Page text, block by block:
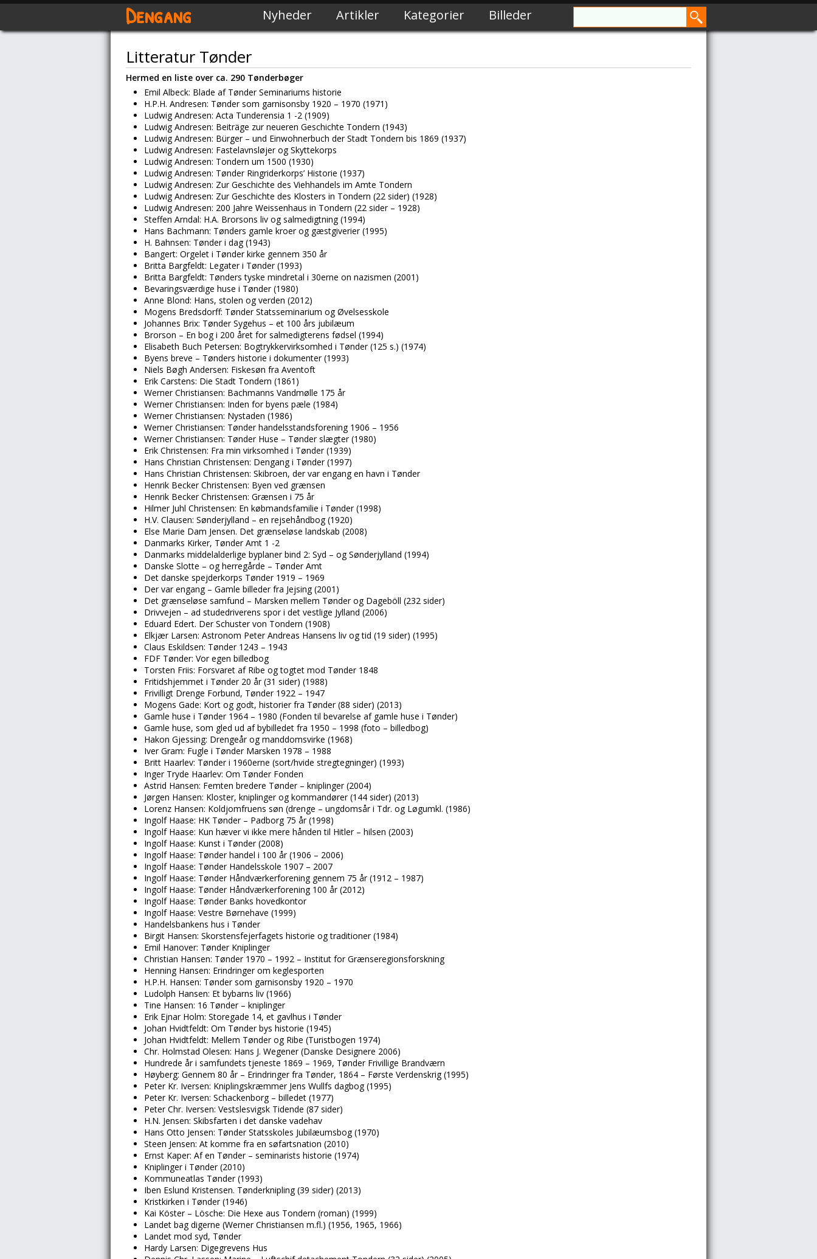
Dengang Nyheder Artikler Kategorier Billeder
Litteratur Tønder
Hermed en liste over ca. 290 Tønderbøger
Emil Albeck: Blade af Tønder Seminariums historie
H.P.H. Andresen: Tønder som garnisonsby 1920 – 1970 (1971)
Ludwig Andresen: Acta Tunderensia 1 -2 (1909)
Ludwig Andresen: Beiträge zur neueren Geschichte Tondern (1943)
Ludwig Andresen: Bürger – und Einwohnerbuch der Stadt Tondern bis 1869 (1937)
Ludwig Andresen: Fastelavnsløjer og Skyttekorps
Ludwig Andresen: Tondern um 1500 (1930)
Ludwig Andresen: Tønder Ringriderkorps’ Historie (1937)
Ludwig Andresen: Zur Geschichte des Viehhandels im Amte Tondern
Ludwig Andresen: Zur Geschichte des Klosters in Tondern (22 sider) (1928)
Ludwig Andresen: 200 Jahre Weissenhaus in Tondern (22 sider – 1928)
Steffen Arndal: H.A. Brorsons liv og salmedigtning (1994)
Hans Bachmann: Tønders gamle kroer og gæstgiverier (1995)
H. Bahnsen: Tønder i dag (1943)
Bangert: Orgelet i Tønder kirke gennem 350 år
Britta Bargfeldt: Legater i Tønder (1993)
Britta Bargfeldt: Tønders tyske mindretal i 30erne on nazismen (2001)
Bevaringsværdige huse i Tønder (1980)
Anne Blond: Hans, stolen og verden (2012)
Mogens Bredsdorff: Tønder Statsseminarium og Øvelsesskole
Johannes Brix: Tønder Sygehus – et 100 års jubilæum
Brorson – En bog i 200 året for salmedigterens fødsel (1994)
Elisabeth Buch Petersen: Bogtrykkervirksomhed i Tønder (125 s.) (1974)
Byens breve – Tønders historie i dokumenter (1993)
Niels Bøgh Andersen: Fiskesøn fra Aventoft
Erik Carstens: Die Stadt Tondern (1861)
Werner Christiansen: Bachmanns Vandmølle 175 år
Werner Christiansen: Inden for byens pæle (1984)
Werner Christiansen: Nystaden (1986)
Werner Christiansen: Tønder handelsstandsforening 1906 – 1956
Werner Christiansen: Tønder Huse – Tønder slægter (1980)
Erik Christensen: Fra min virksomhed i Tønder (1939)
Hans Christian Christensen: Dengang i Tønder (1997)
Hans Christian Christensen: Skibroen, der var engang en havn i Tønder
Henrik Becker Christensen: Byen ved grænsen
Henrik Becker Christensen: Grænsen i 75 år
Hilmer Juhl Christensen: En købmandsfamilie i Tønder (1998)
H.V. Clausen: Sønderjylland – en rejsehåndbog (1920)
Else Marie Dam Jensen. Det grænseløse landskab (2008)
Danmarks Kirker, Tønder Amt 1 -2
Danmarks middelalderlige byplaner bind 2: Syd – og Sønderjylland (1994)
Danske Slotte – og herregårde – Tønder Amt
Det danske spejderkorps Tønder 1919 – 1969
Der var engang – Gamle billeder fra Jejsing (2001)
Det grænseløse samfund – Marsken mellem Tønder og Dageböll (232 sider)
Drivvejen – ad studedriverens spor i det vestlige Jylland (2006)
Eduard Edert. Der Schuster von Tondern (1908)
Elkjær Larsen: Astronom Peter Andreas Hansens liv og tid (19 sider) (1995)
Claus Eskildsen: Tønder 1243 – 1943
FDF Tønder: Vor egen billedbog
Torsten Friis: Forsvaret af Ribe og togtet mod Tønder 1848
Fritidshjemmet i Tønder 20 år (31 sider) (1988)
Frivilligt Drenge Forbund, Tønder 1922 – 1947
Mogens Gade: Kort og godt, historier fra Tønder (88 sider) (2013)
Gamle huse i Tønder 1964 – 1980 (Fonden til bevarelse af gamle huse i Tønder)
Gamle huse, som gled ud af bybilledet fra 1950 – 1998 (foto – billedbog)
Hakon Gjessing: Drengeår og manddomsvirke (1968)
Iver Gram: Fugle i Tønder Marsken 1978 – 1988
Britt Haarlev: Tønder i 1960erne (sort/hvide stregtegninger) (1993)
Inger Tryde Haarlev: Om Tønder Fonden
Astrid Hansen: Femten bredere Tønder – kniplinger (2004)
Jørgen Hansen: Kloster, kniplinger og kommandører (144 sider) (2013)
Lorenz Hansen: Koldjomfruens søn (drenge – ungdomsår i Tdr. og Løgumkl. (1986)
Ingolf Haase: HK Tønder – Padborg 75 år (1998)
Ingolf Haase: Kun hæver vi ikke mere hånden til Hitler – hilsen (2003)
Ingolf Haase: Kunst i Tønder (2008)
Ingolf Haase: Tønder handel i 100 år (1906 – 2006)
Ingolf Haase: Tønder Handelsskole 1907 – 2007
Ingolf Haase: Tønder Håndværkerforening gennem 75 år (1912 – 1987)
Ingolf Haase: Tønder Håndværkerforening 100 år (2012)
Ingolf Haase: Tønder Banks hovedkontor
Ingolf Haase: Vestre Børnehave (1999)
Handelsbankens hus i Tønder
Birgit Hansen: Skorstensfejerfagets historie og traditioner (1984)
Emil Hanover: Tønder Kniplinger
Christian Hansen: Tønder 1970 – 1992 – Institut for Grænseregionsforskning
Henning Hansen: Erindringer om keglesporten
H.P.H. Hansen: Tønder som garnisonsby 1920 – 1970
Ludolph Hansen: Et bybarns liv (1966)
Tine Hansen: 16 Tønder – kniplinger
Erik Ejnar Holm: Storegade 14, et gavlhus i Tønder
Johan Hvidtfeldt: Om Tønder bys historie (1945)
Johan Hvidtfeldt: Mellem Tønder og Ribe (Turistbogen 1974)
Chr. Holmstad Olesen: Hans J. Wegener (Danske Designere 2006)
Hundrede år i samfundets tjeneste 1869 – 1969, Tønder Frivillige Brandværn
Høyberg: Gennem 80 år – Erindringer fra Tønder, 1864 – Første Verdenskrig (1995)
Peter Kr. Iversen: Kniplingskræmmer Jens Wullfs dagbog (1995)
Peter Kr. Iversen: Schackenborg – billedet (1977)
Peter Chr. Iversen: Vestslesvigsk Tidende (87 sider)
H.N. Jensen: Skibsfarten i det danske vadehav
Hans Otto Jensen: Tønder Statsskoles Jubilæumsbog (1970)
Steen Jensen: At komme fra en søfartsnation (2010)
Ernst Kaper: Af en Tønder – seminarists historie (1974)
Kniplinger i Tønder (2010)
Kommuneatlas Tønder (1993)
Iben Eslund Kristensen. Tønderknipling (39 sider) (2013)
Kristkirken i Tønder (1946)
Kai Köster – Lösche: Die Hexe aus Tondern (roman) (1999)
Landet bag digerne (Werner Christiansen m.fl.) (1956, 1965, 1966)
Landet mod syd, Tønder
Hardy Larsen: Digegrevens Hus